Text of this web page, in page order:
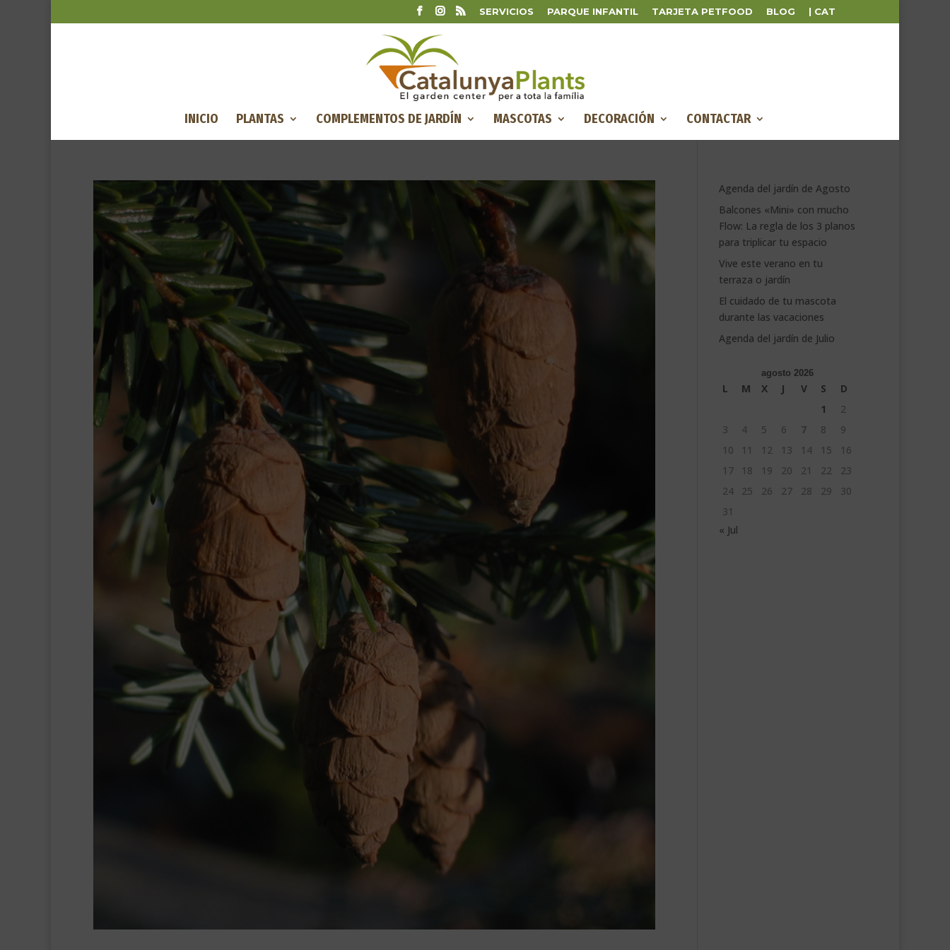
SERVICIOS PARQUE INFANTIL TARJETA PETFOOD BLOG | CAT
INICIO PLANTAS COMPLEMENTOS DE JARDÍN MASCOTAS DECORACIÓN CONTACTAR
Agenda del jardín de Agosto
Balcones «Mini» con mucho
Flow: La regla de los 3 planos
para triplicar tu espacio
Vive este verano en tu
terraza o jardín
El cuidado de tu mascota
durante las vacaciones
Agenda del jardín de Julio
agosto 2026
L M X J V S
D
1
2
3
4 5 6 7 8
9
10
11 12 13 14 15
16
17
18 19 20 21 22
23
24
25 26 27 28 29
30
31
« Jul